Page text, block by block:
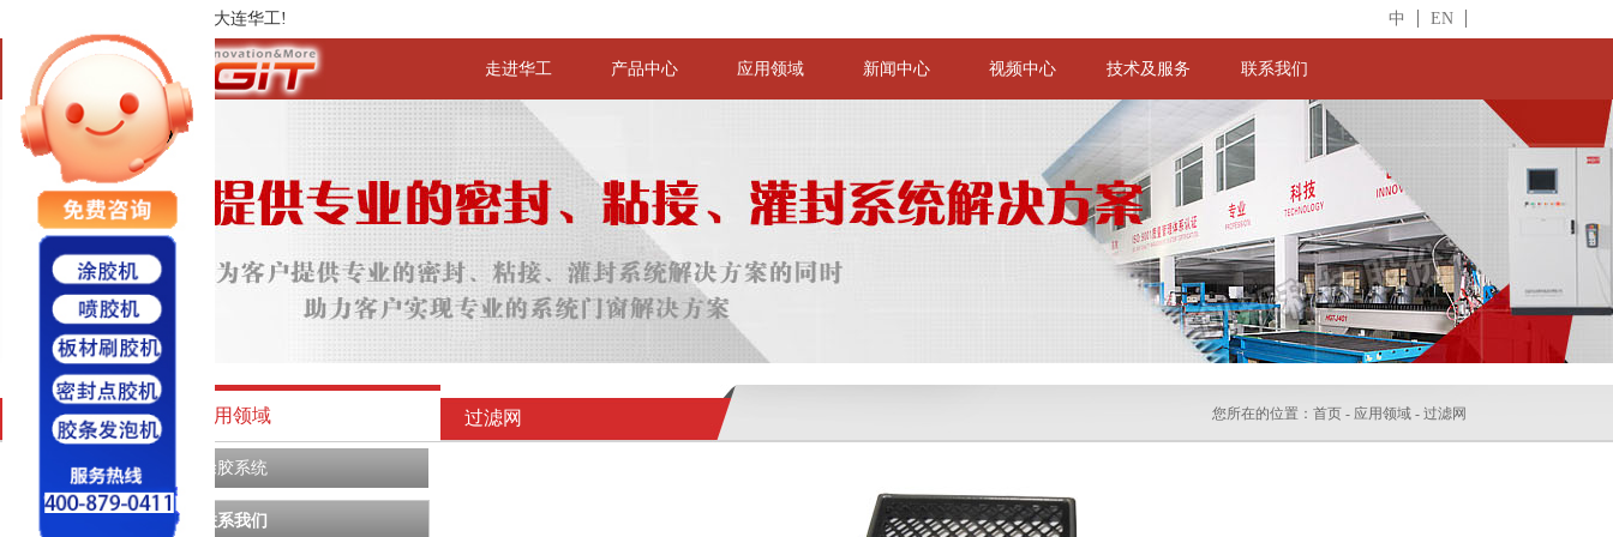
欢迎进入大连华工! 中 EN
走进华工 产品中心 应用领域 新闻中心 视频中心 技术及服务 联系我们
应用领域
涂胶系统
联系我们
您所在的位置： 首页 - 应用领域 - 过滤网
过滤网